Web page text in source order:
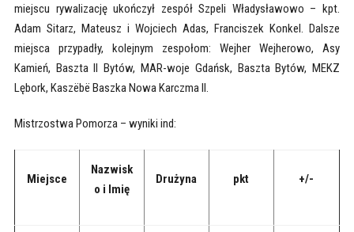
miejscu rywalizację ukończył zespół Szpeli Władysławowo – kpt.
Adam Sitarz, Mateusz i Wojciech Adas, Franciszek Konkel. Dalsze
miejsca przypadły, kolejnym zespołom: Wejher Wejherowo, Asy
Kamień, Baszta II Bytów, MAR-woje Gdańsk, Baszta Bytów, MEKZ
Lębork, Kaszëbë Baszka Nowa Karczma II.
Mistrzostwa Pomorza – wyniki ind:
Miejsce
Nazwisk
o i Imię
Drużyna pkt +/-